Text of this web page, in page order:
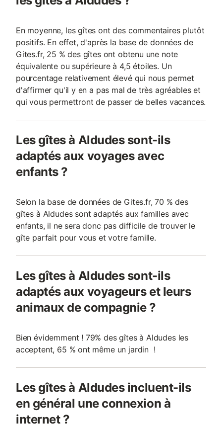
En moyenne, les gîtes ont des commentaires plutôt
positifs. En effet, d'après la base de données de
Gites.fr, 25 % des gîtes ont obtenu une note
équivalente ou supérieure à 4,5 étoiles. Un
pourcentage relativement élevé qui nous permet
d'affirmer qu'il y en a pas mal de très agréables et
qui vous permettront de passer de belles vacances.
Les gîtes à Aldudes sont-ils
adaptés aux voyages avec
enfants ?
Selon la base de données de Gites.fr, 70 % des
gîtes à Aldudes sont adaptés aux familles avec
enfants, il ne sera donc pas difficile de trouver le
gîte parfait pour vous et votre famille.
Les gîtes à Aldudes sont-ils
adaptés aux voyageurs et leurs
animaux de compagnie ?
Bien évidemment ! 79% des gîtes à Aldudes les
acceptent, 65 % ont même un jardin !
Les gîtes à Aldudes incluent-ils
en général une connexion à
internet ?